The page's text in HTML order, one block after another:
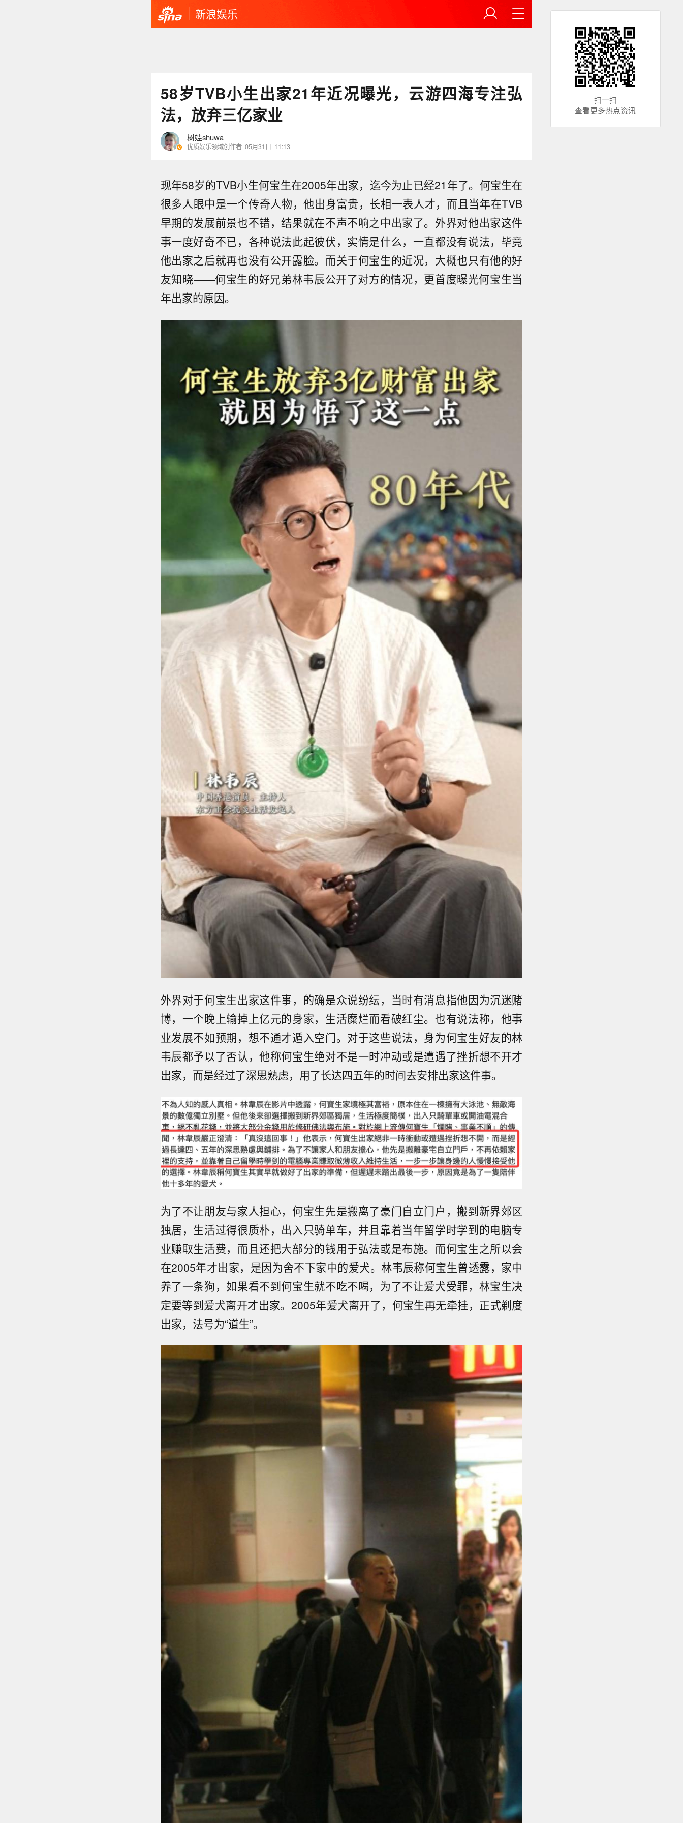
新浪娱乐
58岁TVB小生出家21年近况曝光，云游四海专注弘
法，放弃三亿家业
树娃shuwa
优质娱乐领域创作者 05月31日 11:13
现年58岁的TVB小生何宝生在2005年出家，迄今为止已经21年了。何宝生在
很多人眼中是一个传奇人物，他出身富贵，长相一表人才，而且当年在TVB
早期的发展前景也不错，结果就在不声不响之中出家了。外界对他出家这件
事一度好奇不已，各种说法此起彼伏，实情是什么，一直都没有说法，毕竟
他出家之后就再也没有公开露脸。而关于何宝生的近况，大概也只有他的好
友知晓——何宝生的好兄弟林韦辰公开了对方的情况，更首度曝光何宝生当
年出家的原因。
外界对于何宝生出家这件事，的确是众说纷纭，当时有消息指他因为沉迷赌
博，一个晚上输掉上亿元的身家，生活糜烂而看破红尘。也有说法称，他事
业发展不如预期，想不通才遁入空门。对于这些说法，身为何宝生好友的林
韦辰都予以了否认，他称何宝生绝对不是一时冲动或是遭遇了挫折想不开才
出家，而是经过了深思熟虑，用了长达四五年的时间去安排出家这件事。
为了不让朋友与家人担心，何宝生先是搬离了豪门自立门户，搬到新界郊区
独居，生活过得很质朴，出入只骑单车，并且靠着当年留学时学到的电脑专
业赚取生活费，而且还把大部分的钱用于弘法或是布施。而何宝生之所以会
在2005年才出家，是因为舍不下家中的爱犬。林韦辰称何宝生曾透露，家中
养了一条狗，如果看不到何宝生就不吃不喝，为了不让爱犬受罪，林宝生决
定要等到爱犬离开才出家。2005年爱犬离开了，何宝生再无牵挂，正式剃度
出家，法号为“道生”。
扫一扫
查看更多热点资讯